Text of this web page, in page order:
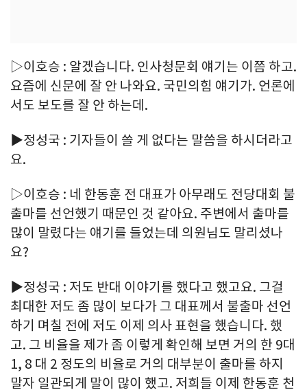
▷이호승 : 알겠습니다. 인사청문회 얘기는 이쯤 하고.
요즘에 신문에 잘 안 나와요. 국민의힘 얘기가. 언론에
서도 보도를 잘 안 하는데.
▶정성국 : 기자들이 쓸 게 없다는 말씀을 하시더라고
요.
▷이호승 : 네 한동훈 전 대표가 아무래도 전당대회 불
출마를 선언했기 때문인 것 같아요. 주변에서 출마를
많이 말렸다는 얘기를 들었는데 의원님도 말리셨나
요?
▶정성국 : 저도 반대 이야기를 했다고 했고요. 그걸
최대한 저도 좀 많이 보다가 그 대표께서 불출마 선언
하기 며칠 전에 저도 이제 의사 표현을 했습니다. 했
고. 그 비율을 제가 좀 이렇게 확인해 보면 거의 한 9대
1, 8 대 2 정도의 비율로 거의 대부분이 출마를 하지
말자 일관되게 말이 많이 했고. 저희들 이제 한동훈 천